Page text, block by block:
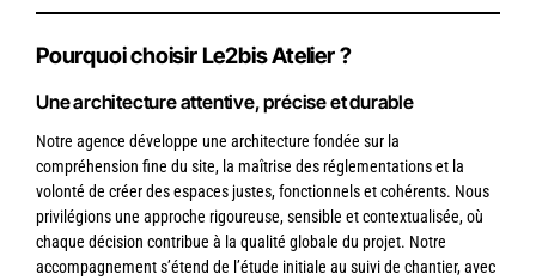
Pourquoi choisir Le2bis Atelier ?
Une architecture attentive, précise et durable
Notre agence développe une architecture fondée sur la
compréhension fine du site, la maîtrise des réglementations et la
volonté de créer des espaces justes, fonctionnels et cohérents. Nous
privilégions une approche rigoureuse, sensible et contextualisée, où
chaque décision contribue à la qualité globale du projet. Notre
accompagnement s’étend de l’étude initiale au suivi de chantier, avec